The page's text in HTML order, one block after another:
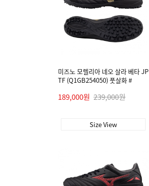
미즈노 모렐리아 네오 살라 베타 JP
TF (Q1GB254050) 풋살화 #
189,000원 239,000원
Size View